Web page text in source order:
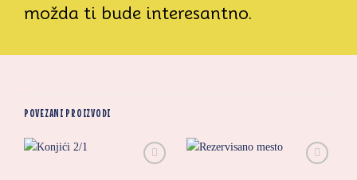
možda ti bude interesantno.
POVEZANI PROIZVODI